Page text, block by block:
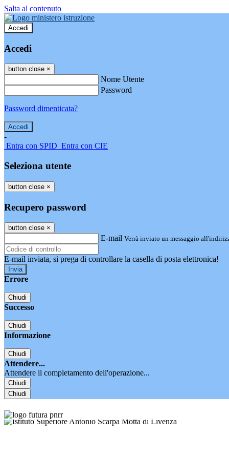
Salta al contenuto
Accedi
Accedi
button close ×
Nome Utente
Password
Password dimenticata?
-
Entra con SPID Entra con CIE
Seleziona utente
button close ×
Recupero password
button close ×
E-mail Verrà inviato un messaggio
E-mail inviata, si prega di controllare la casella di posta elettronica!
Errore
Chiudi
Successo
Chiudi
Informazione
Chiudi
Attendere...
Attendere il completamento dell'operazione...
Chiudi
Chiudi